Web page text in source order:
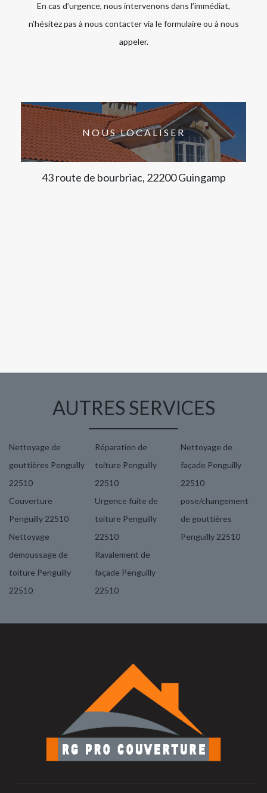
En cas d’urgence, nous intervenons dans l’immédiat,
n’hésitez pas à nous contacter via le formulaire ou à nous
appeler.
NOUS LOCALISER
43 route de bourbriac, 22200 Guingamp
AUTRES SERVICES
Nettoyage de
gouttières Penguilly
22510
Couverture
Penguilly 22510
Nettoyage
demoussage de
toiture Penguilly
22510
Réparation de
toiture Penguilly
22510
Urgence fuite de
toiture Penguilly
22510
Ravalement de
façade Penguilly
22510
Nettoyage de
façade Penguilly
22510
pose/changement
de gouttières
Penguilly 22510